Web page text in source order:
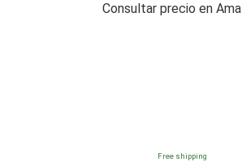
Consultar precio en
Free shipping